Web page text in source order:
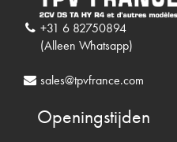
+31 6 82750894
(Alleen Whatsapp)
sales@tpvfrance.com
Openingstijden